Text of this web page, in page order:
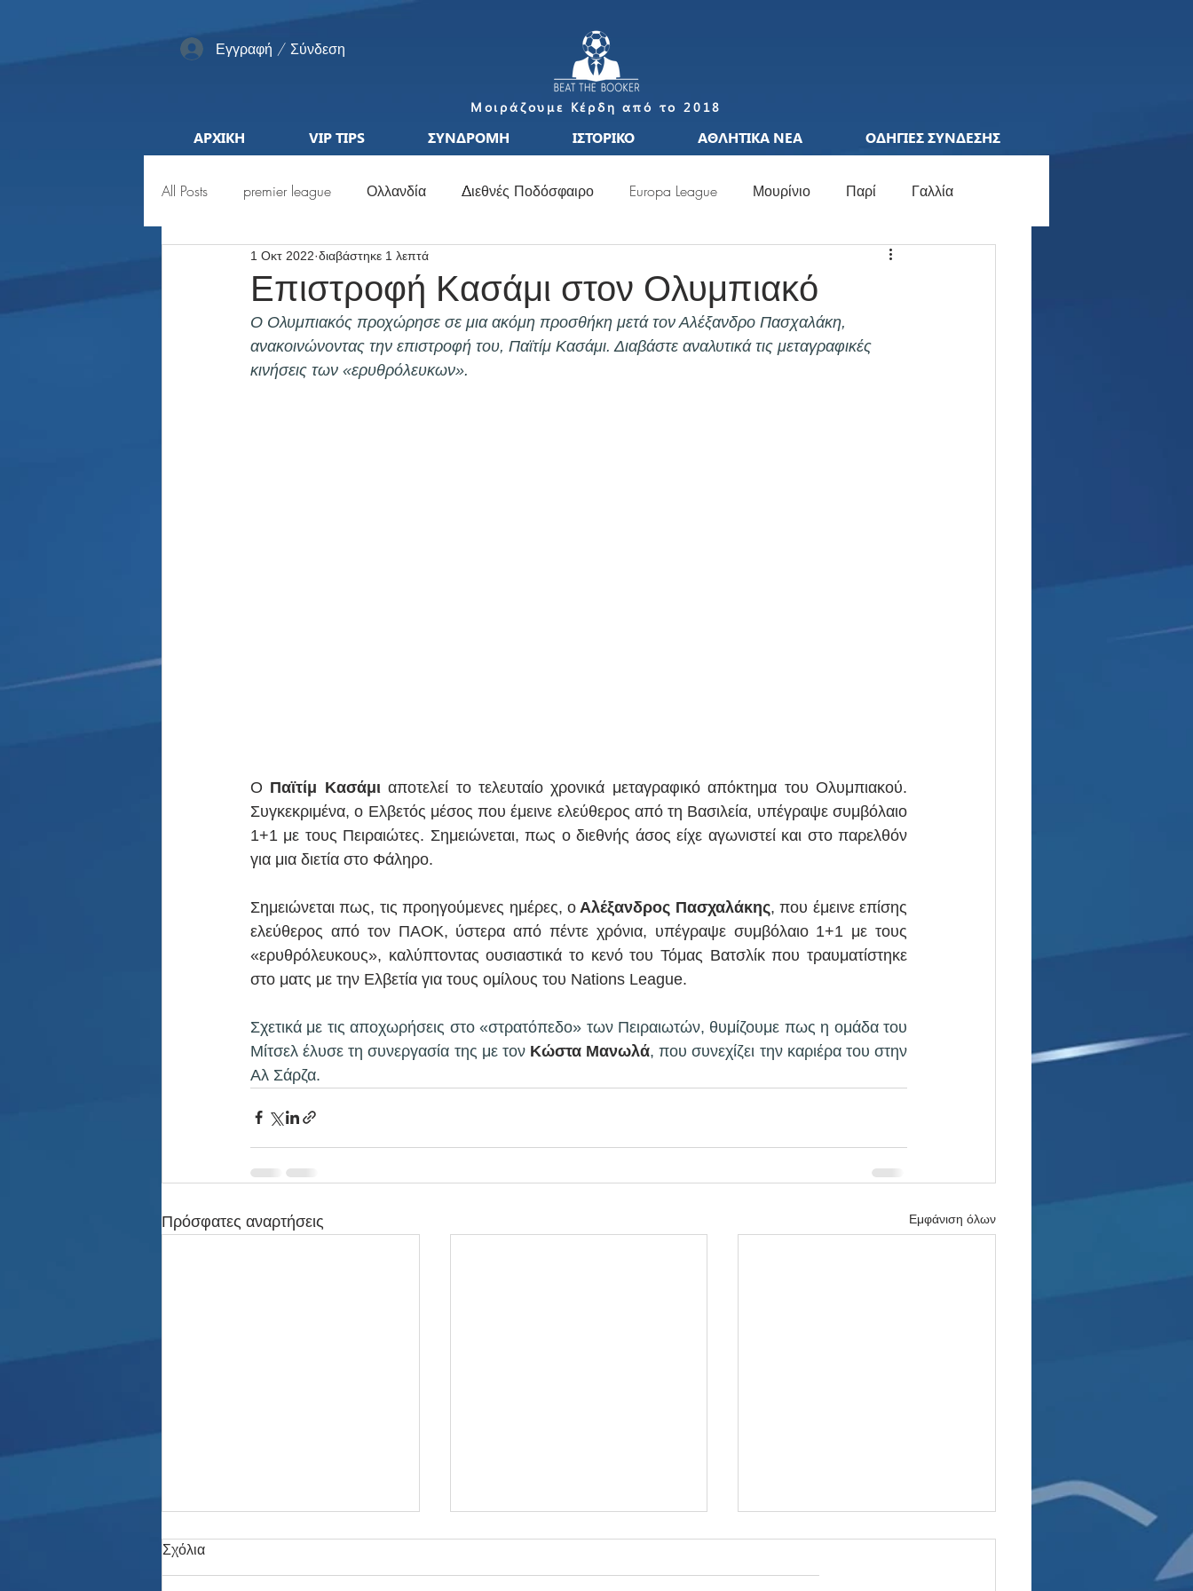
Εγγραφή / Σύνδεση
Μοιράζουμε Κέρδη από το 2018
ΑΡΧΙΚΗ VIP TIPS ΣΥΝΔΡΟΜΗ ΙΣΤΟΡΙΚΟ ΑΘΛΗΤΙΚΑ ΝΕΑ ΟΔΗΓΙΕΣ ΣΥΝΔΕΣΗΣ
All Posts premier league Ολλανδία Διεθνές Ποδόσφαιρο Europa League Μουρίνιο Παρί Γαλλία
Pro League MLS
Προκριματικά Euro Μέσσι Μουντιάλ Ελλάδα Ιταλία Χάαλαντ Social Media
Επιστροφή Κασάμι στον Ολυμπιακό
1 Οκτ 2022 διαβάστηκε 1 λεπτά
Ο Ολυμπιακός προχώρησε σε μια ακόμη προσθήκη μετά τον Αλέξανδρο Πασχαλάκη,
ανακοινώνοντας την επιστροφή του, Παϊτίμ Κασάμι. Διαβάστε αναλυτικά τις μεταγραφικές
κινήσεις των «ερυθρόλευκων».
O Παϊτίμ Κασάμι αποτελεί το τελευταίο χρονικά μεταγραφικό απόκτημα του Ολυμπιακού.
Συγκεκριμένα, ο Ελβετός μέσος που έμεινε ελεύθερος από τη Βασιλεία, υπέγραψε συμβόλαιο
1+1 με τους Πειραιώτες. Σημειώνεται, πως ο διεθνής άσος είχε αγωνιστεί και στο παρελθόν
για μια διετία στο Φάληρο.
Σημειώνεται πως, τις προηγούμενες ημέρες, ο Αλέξανδρος Πασχαλάκης, που έμεινε επίσης
ελεύθερος από τον ΠΑΟΚ, ύστερα από πέντε χρόνια, υπέγραψε συμβόλαιο 1+1 με τους
«ερυθρόλευκους», καλύπτοντας ουσιαστικά το κενό του Τόμας Βατσλίκ που τραυματίστηκε
στο ματς με την Ελβετία για τους ομίλους του Nations League.
Σχετικά με τις αποχωρήσεις στο «στρατόπεδο» των Πειραιωτών, θυμίζουμε πως η ομάδα του
Μίτσελ έλυσε τη συνεργασία της με τον Κώστα Μανωλά, που συνεχίζει την καριέρα του στην
Αλ Σάρζα.
Πρόσφατες αναρτήσεις Εμφάνιση όλων
Σχόλια